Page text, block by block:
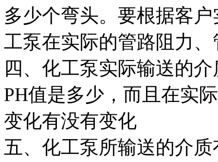
多少个弯头。要根据客
工泵在实际的管路阻力
四、化工泵实际输送的
PH值是多少，而且在实
变化有没有变化
五、化工泵所输送的介